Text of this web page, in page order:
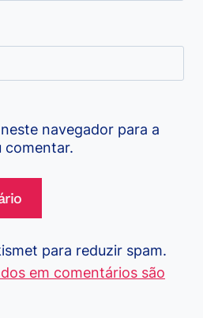
navegador para a
comentar.
para reduzir spam.
em comentários são